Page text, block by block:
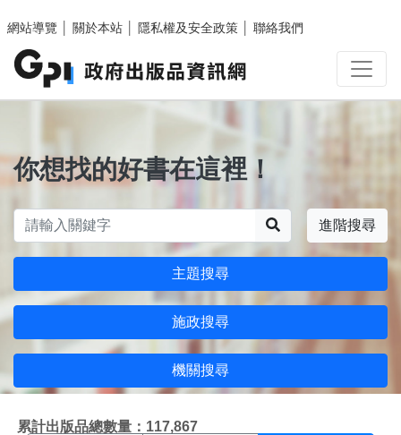
網站導覽
關於本站 隱私權及安全政策 聯絡我們
你想找的好書在這裡！
進階搜尋
主題搜尋
施政搜尋
機關搜尋
累計出版品總數量：117,867
機關搜尋結果頁面